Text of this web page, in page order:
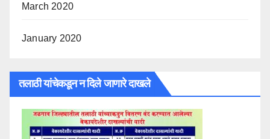
March 2020
January 2020
तलाठी यांचेकडून न दिले जाणारे दाखले